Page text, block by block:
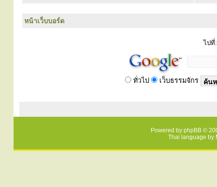
หน้าเว็บบอร์ด
ไปที่:
ทั่วไป เว็บธรรมจักร
Powered by phpBB ©
Thai language by